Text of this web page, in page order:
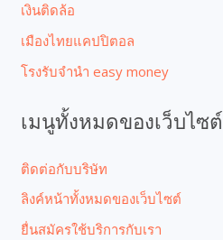
เงินติดล้อ
เมืองไทยแคปปิตอล
โรงรับจํานํา easy money
เมนูทั้งหมดของเว็บไซต์
ติดต่อกับบริษัท
ลิงค์หน้าทั้งหมดของเว็บไซต์
ยื่นสมัครใช้บริการกับเรา